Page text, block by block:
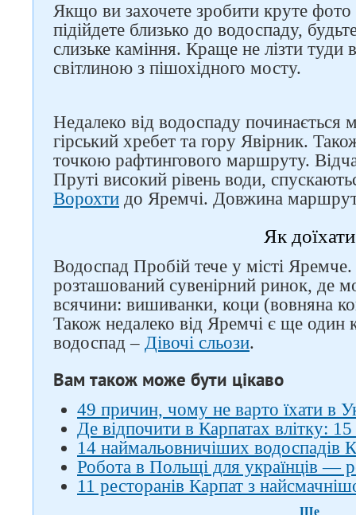
Якщо ви захочете зробити круте
підійдете близько до водоспаду,
слизьке каміння. Краще не лізти туди
світлиною з пішохідного мосту.
Недалеко від водоспаду
гірський хребет та гору Явірник.
точкою рафтингового маршруту.
Пруті високий рівень води,
Ворохти до Яремчі. Довжина
Як доїхати
Водоспад Пробій тече у місті
розташований сувенірний ринок, де
всячини: вишиванки, коци (вовняна
Також недалеко від Яремчі є ще один
водоспад – Дівочі сльози.
Вам також може бути цікаво
49 причин, чому не варто їхати в
Де відпочити в Карпатах влітку: 15
14 наймальовничіших водоспадів
Робота в Польщі для українців —
11 ресторанів Карпат з
Ще